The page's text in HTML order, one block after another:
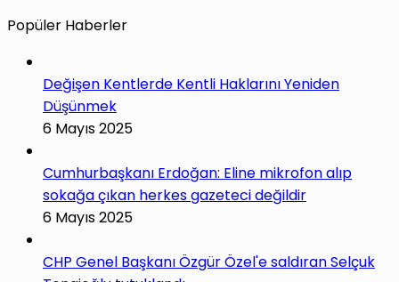
Popüler Haberler
Değişen Kentlerde Kentli Haklarını Yeniden
Düşünmek
6 Mayıs 2025
Cumhurbaşkanı Erdoğan: Eline mikrofon alıp
sokağa çıkan herkes gazeteci değildir
6 Mayıs 2025
CHP Genel Başkanı Özgür Özel'e saldıran Selçuk